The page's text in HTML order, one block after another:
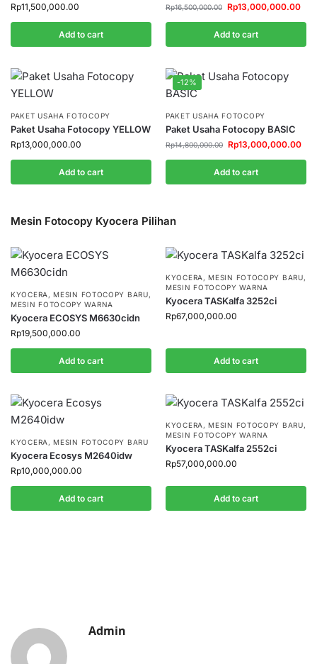
Rp11,500,000.00
Add to cart
Rp16,500,000.00 Rp13,000,000.00
Add to cart
PAKET USAHA FOTOCOPY
Paket Usaha Fotocopy YELLOW
Rp13,000,000.00
Add to cart
-12%
PAKET USAHA FOTOCOPY
Paket Usaha Fotocopy BASIC
Rp14,800,000.00 Rp13,000,000.00
Add to cart
Mesin Fotocopy Kyocera Pilihan
KYOCERA ,MESIN FOTOCOPY BARU,
MESIN FOTOCOPY WARNA
Kyocera ECOSYS M6630cidn
Rp19,500,000.00
Add to cart
KYOCERA ,MESIN FOTOCOPY BARU,
MESIN FOTOCOPY WARNA
Kyocera TASKalfa 3252ci
Rp67,000,000.00
Add to cart
KYOCERA ,MESIN FOTOCOPY BARU
Kyocera Ecosys M2640idw
Rp10,000,000.00
Add to cart
KYOCERA ,MESIN FOTOCOPY BARU,
MESIN FOTOCOPY WARNA
Kyocera TASKalfa 2552ci
Rp57,000,000.00
Add to cart
Admin